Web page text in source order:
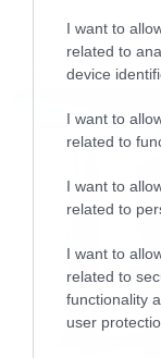
I want to
related to
device
I want to
related to
I want to
related to
I want to
related to
functionality
user
Μα όχι δεν
πρόβλημα που
υπάρξει είναι
πρόκειται
coolτύπος
δεν είναι και
ευρώ